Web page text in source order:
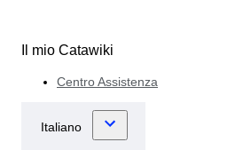
Il mio Catawiki
Centro Assistenza